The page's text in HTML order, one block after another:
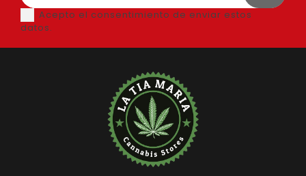
Acepto el consentimiento de enviar estos
datos.